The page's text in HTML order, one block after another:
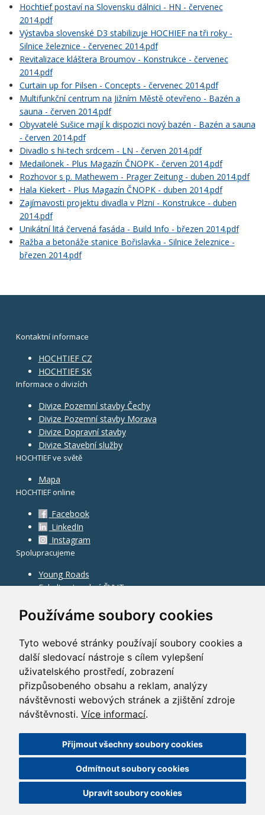
Používáme soubory cookies
Tyto webové stránky používají soubory cookies a
další sledovací nástroje s cílem vylepšení
uživatelského prostředí, zobrazení
přizpůsobeného obsahu a reklam, analýzy
návštěvnosti webových stránek a zjištění zdroje
návštěvnosti. Více informací.
Přijmout všechny soubory cookies
Odmítnout soubory cookies
Upravit soubory cookies
Hochtief postaví na Slovensku dálnici - HN - červenec
2014.pdf
Výstavba slovenské D3 stabilizuje HOCHIEF na tři roky -
Silnice železnice - červenec 2014.pdf
Revitalizace kláštera Broumov - Konstrukce - červenec
2014.pdf
Curtain up for Pilsen - Concepts - červenec 2014.pdf
Multifunkční centrum na Jižním Městě otevřeno - Bazén a
sauna - červen 2014.pdf
Obyvatelé Sušice mají k dispozici nový bazén - Bazén a sauna
- červen 2014.pdf
Divadlo s hi-tech srdcem - LN - červen 2014.pdf
Medailonek - Plus Magazín ČNOPK - červen 2014.pdf
Rozhovor s p. Mathewem - Prager Zeitung - duben 2014.pdf
Hala Kiekert - Plus Magazín ČNOPK - duben 2014.pdf
Zajímavosti projektu divadla v Plzni - Konstrukce - duben
2014.pdf
Unikátní litá červená fasáda - Build Info - březen 2014.pdf
Ražba a betonáže stanice Bořislavka - Silnice železnice -
březen 2014.pdf
Kontaktní informace
HOCHTIEF CZ
HOCHTIEF SK
Informace o divizích
Divize Pozemní stavby Čechy
Divize Pozemní stavby Morava
Divize Dopravní stavby
Divize Stavební služby
HOCHTIEF ve světě
Mapa
HOCHTIEF online
Facebook
LinkedIn
Instagram
Spolupracujeme
Young Roads
Fakulta stavební ČVUT
©2010–2026HOCHTIEF CZ a.s.
Nastavení cookies| Powered by: